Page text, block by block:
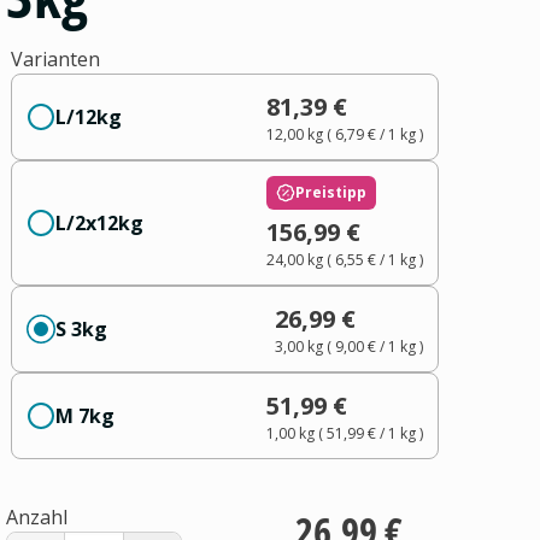
Varianten
L/12kg 81,39 €
12,00 kg( 6,79 €/ 1 kg)
L/2x12kg
Preistipp
156,99 €
24,00 kg( 6,55 €/ 1 kg)
S 3kg 26,99 €
3,00 kg( 9,00 €/ 1 kg)
M 7kg 51,99 €
1,00 kg(51,99 €/ 1 kg)
Anzahl